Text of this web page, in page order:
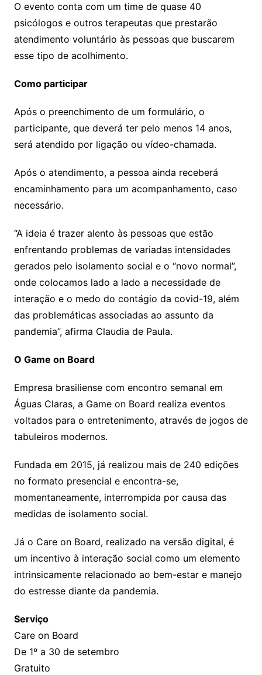
O evento conta com um time de quase 40
psicólogos e outros terapeutas que prestarão
atendimento voluntário às pessoas que buscarem
esse tipo de acolhimento.
Como participar
Após o preenchimento de um formulário, o
participante, que deverá ter pelo menos 14 anos,
será atendido por ligação ou vídeo-chamada.
Após o atendimento, a pessoa ainda receberá
encaminhamento para um acompanhamento, caso
necessário.
“A ideia é trazer alento às pessoas que estão
enfrentando problemas de variadas intensidades
gerados pelo isolamento social e o “novo normal”,
onde colocamos lado a lado a necessidade de
interação e o medo do contágio da covid-19, além
das problemáticas associadas ao assunto da
pandemia”, afirma Claudia de Paula.
O Game on Board
Empresa brasiliense com encontro semanal em
Águas Claras, a Game on Board realiza eventos
voltados para o entretenimento, através de jogos de
tabuleiros modernos.
Fundada em 2015, já realizou mais de 240 edições
no formato presencial e encontra-se,
momentaneamente, interrompida por causa das
medidas de isolamento social.
Já o Care on Board, realizado na versão digital, é
um incentivo à interação social como um elemento
intrinsicamente relacionado ao bem-estar e manejo
do estresse diante da pandemia.
Serviço
Care on Board
De 1º a 30 de setembro
Gratuito